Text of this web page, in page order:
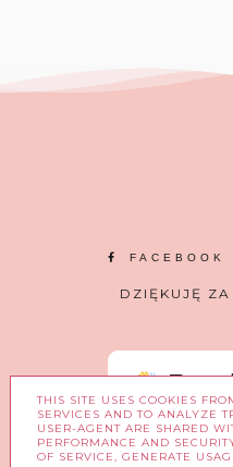
FACEBOOK
DZIĘKUJĘ
THIS SITE USES COOKIES
SERVICES AND TO ANALYZE
USER-AGENT ARE SHARED
PERFORMANCE AND
OF SERVICE, GENERATE